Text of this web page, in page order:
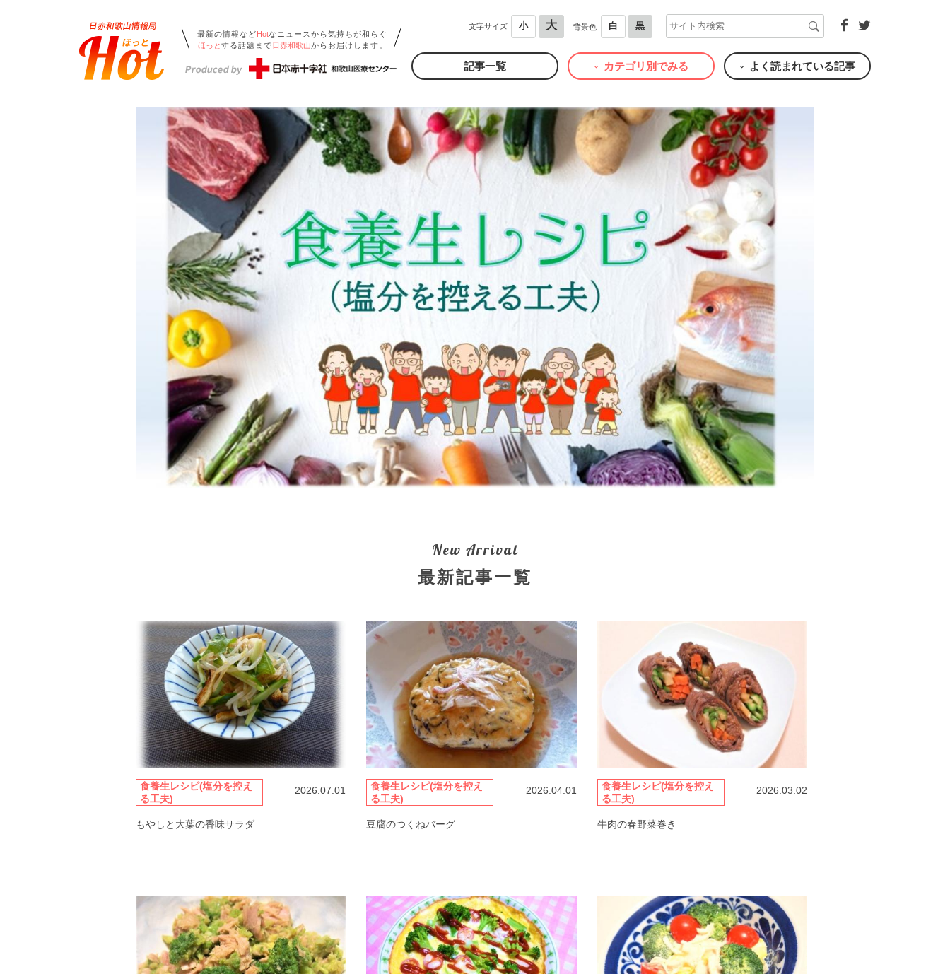
最新の情報などHotなニュースから気持ちが和らぐ
ほっとする話題まで日赤和歌山からお届けします。
文字サイズ 小 大 背景色 白 黒
記事一覧 カテゴリ別でみる よく読まれている記事
New Arrival
最新記事一覧
食養生レシピ(塩分を控え
る工夫)
2026.07.01
もやしと大葉の香味サラダ
食養生レシピ(塩分を控え
る工夫)
2026.04.01
豆腐のつくねバーグ
食養生レシピ(塩分を控え
る工夫)
2026.03.02
牛肉の春野菜巻き